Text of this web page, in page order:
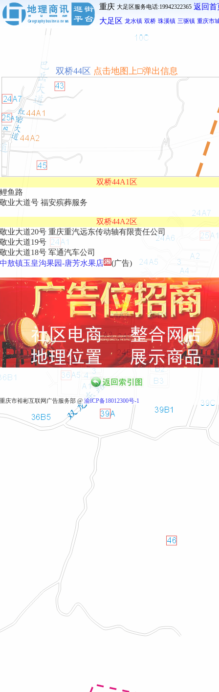
双桥44区 点击地图上□弹出信息
双桥44A1区
鲤鱼路
敬业大道号 福安殡葬服务
双桥44A2区
敬业大道20号 重庆重汽远东传动轴有限责任公司
敬业大道19号
敬业大道18号 军通汽车公司
中敖镇玉皇沟果园-唐芳水果店
(广告)
重庆市裕彬互联网广告服务部 @ 渝ICP备18012300号-1
重庆 大足区服务电话:19942322365 返回首
大足区 龙水镇 双桥 珠溪镇 三驱镇 重庆市